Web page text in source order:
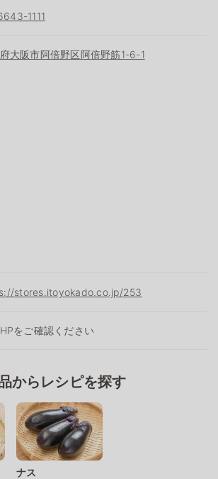
1111
大阪市阿倍野区阿倍野筋1-6-1
stores.itoyokado.co.jp/253
をご確認ください
からレシピを探す
ナス